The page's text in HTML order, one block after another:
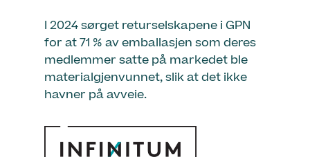
I 2024 sørget returselskapene i GPN
for at 71 % av emballasjen som deres
medlemmer satte på markedet ble
materialgjenvunnet, slik at det ikke
havner på avveie.